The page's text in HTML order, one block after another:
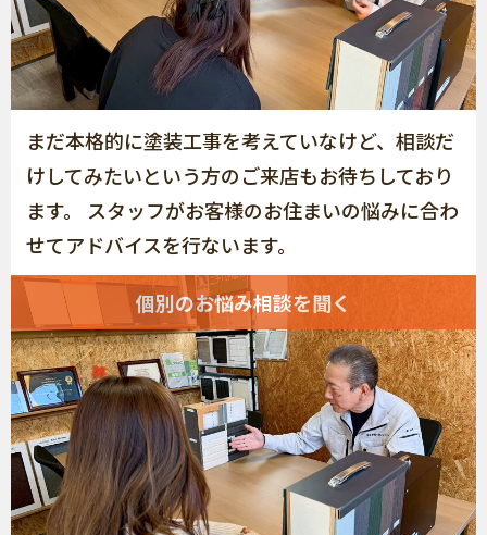
まだ本格的に塗装工事を考えていなけど、相談だ
けしてみたいという方のご来店もお待ちしており
ます。 スタッフがお客様のお住まいの悩みに合わ
せてアドバイスを行ないます。
個別のお悩み相談を聞く